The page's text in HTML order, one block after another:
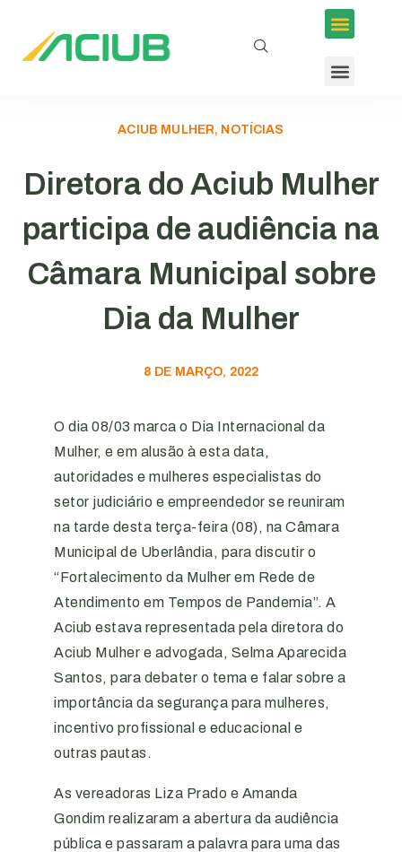
ACIUB MULHER, NOTÍCIAS
Diretora do Aciub Mulher
participa de audiência na
Câmara Municipal sobre
Dia da Mulher
8 DE MARÇO, 2022
O dia 08/03 marca o Dia Internacional da
Mulher, e em alusão à esta data,
autoridades e mulheres especialistas do
setor judiciário e empreendedor se reuniram
na tarde desta terça-feira (08), na Câmara
Municipal de Uberlândia, para discutir o
“Fortalecimento da Mulher em Rede de
Atendimento em Tempos de Pandemia”. A
Aciub estava representada pela diretora do
Aciub Mulher e advogada, Selma Aparecida
Santos, para debater o tema e falar sobre a
importância da segurança para mulheres,
incentivo profissional e educacional e
outras pautas.
As vereadoras Liza Prado e Amanda
Gondim realizaram a abertura da audiência
pública e passaram a palavra para uma das